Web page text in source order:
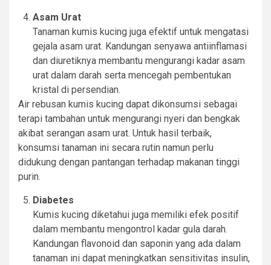
Asam Urat
Tanaman kumis kucing juga efektif untuk mengatasi
gejala asam urat. Kandungan senyawa antiinflamasi
dan diuretiknya membantu mengurangi kadar asam
urat dalam darah serta mencegah pembentukan
kristal di persendian.
Air rebusan kumis kucing dapat dikonsumsi sebagai
terapi tambahan untuk mengurangi nyeri dan bengkak
akibat serangan asam urat. Untuk hasil terbaik,
konsumsi tanaman ini secara rutin namun perlu
didukung dengan pantangan terhadap makanan tinggi
purin.
Diabetes
Kumis kucing diketahui juga memiliki efek positif
dalam membantu mengontrol kadar gula darah.
Kandungan flavonoid dan saponin yang ada dalam
tanaman ini dapat meningkatkan sensitivitas insulin,